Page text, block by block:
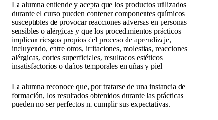
La alumna entiende y acepta que los productos utilizados
durante el curso pueden contener componentes químicos
susceptibles de provocar reacciones adversas en personas
sensibles o alérgicas y que los procedimientos prácticos
implican riesgos propios del proceso de aprendizaje,
incluyendo, entre otros, irritaciones, molestias, reacciones
alérgicas, cortes superficiales, resultados estéticos
insatisfactorios o daños temporales en uñas y piel.
La alumna reconoce que, por tratarse de una instancia de
formación, los resultados obtenidos durante las prácticas
pueden no ser perfectos ni cumplir sus expectativas.